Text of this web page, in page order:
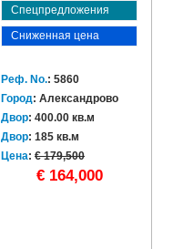
Спецпредложения
Сниженная цена
Реф. No.: 5860
Город: Александрово
Двор: 400.00 кв.м
Двор: 185 кв.м
Цена: € 179,500
€ 164,000